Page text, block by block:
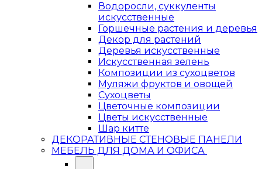
Водоросли, суккуленты
искусственные
Горшечные растения и деревья
Декор для растений
Деревья искусственные
Искусственная зелень
Композиции из сухоцветов
Муляжи фруктов и овощей
Сухоцветы
Цветочные композиции
Цветы искусственные
Шар китте
ДЕКОРАТИВНЫЕ СТЕНОВЫЕ ПАНЕЛИ
МЕБЕЛЬ ДЛЯ ДОМА И ОФИСА